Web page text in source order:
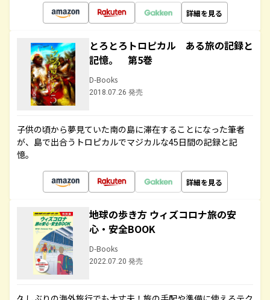
詳細を見る
とろとろトロピカル ある旅の記録と
記憶。 第5巻
D-Books
2018.07.26 発売
子供の頃から夢見ていた南の島に滞在することになった筆者
が、島で出合うトロピカルでマジカルな45日間の記録と記
憶。
詳細を見る
地球の歩き方 ウィズコロナ旅の安
心・安全BOOK
D-Books
2022.07.20 発売